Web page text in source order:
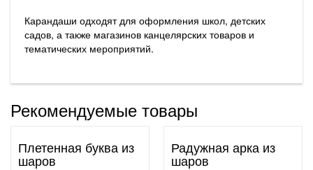
Карандаши одходят для оформления школ, детских
садов, а также магазинов канцелярских товаров и
тематических мероприятий.
Рекомендуемые товары
Плетенная буква из
шаров
Радужная арка из
шаров